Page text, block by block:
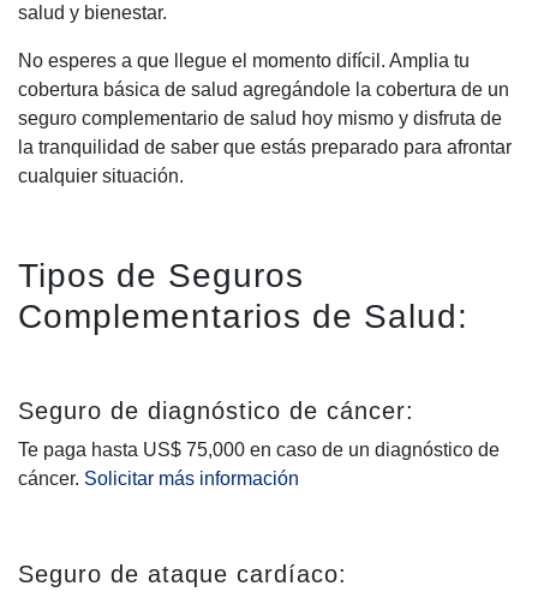
salud y bienestar.
No esperes a que llegue el momento difícil. Amplia tu
cobertura básica de salud agregándole la cobertura de un
seguro complementario de salud hoy mismo y disfruta de
la tranquilidad de saber que estás preparado para afrontar
cualquier situación.
Tipos de Seguros
Complementarios de Salud:
Seguro de diagnóstico de cáncer:
Te paga hasta US$ 75,000 en caso de un diagnóstico de
cáncer. Solicitar más información
Seguro de ataque cardíaco: